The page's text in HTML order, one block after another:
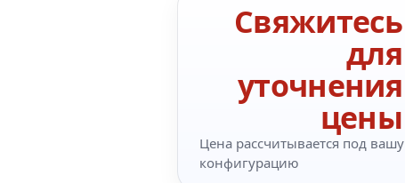
Свяжитесь
для
уточнения
цены
Цена рассчитывается под вашу
конфигурацию